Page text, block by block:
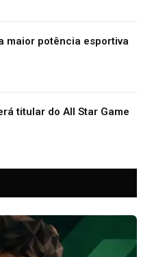
maior potência esportiva
titular do All Star Game